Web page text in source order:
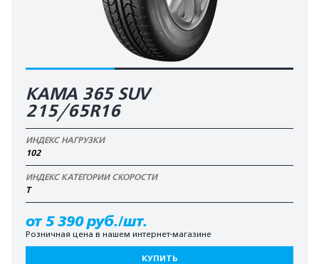
KAMA 365 SUV
215/65R16
ИНДЕКС НАГРУЗКИ
102
ИНДЕКС КАТЕГОРИИ СКОРОСТИ
T
от 5 390 руб./шт.
Розничная цена в нашем интернет-магазине
КУПИТЬ